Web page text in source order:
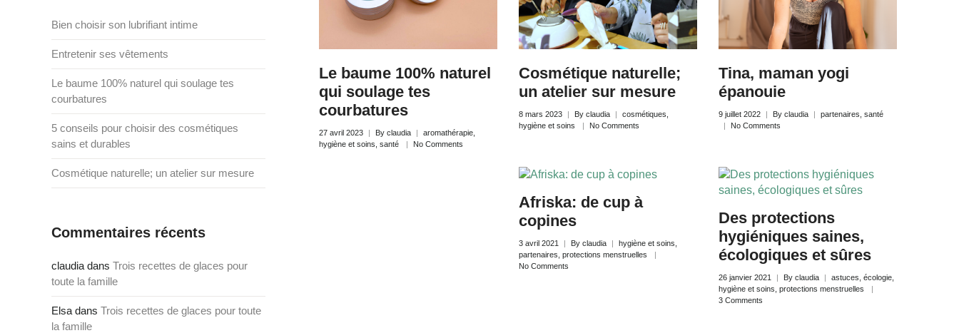
Le baume 100% naturel
qui soulage tes
courbatures
27 avril 2023 By claudia aromathérapie,
hygiène et soins, santé No Comments
Cosmétique naturelle;
un atelier sur mesure
8 mars 2023 By claudia cosmétiques,
hygiène et soins
No Comments
Tina, maman yogi
épanouie
9 juillet 2022 By claudia partenaires, santé
No Comments
Afriska: de cup à
copines
3 avril 2021 By claudia hygiène et soins,
partenaires, protections menstruelles
No Comments
Des protections
hygiéniques saines,
écologiques et sûres
26 janvier 2021 By claudia astuces, écologie,
hygiène et soins, protections menstruelles
3 Comments
Bien choisir son lubrifiant intime
Entretenir ses vêtements
Le baume 100% naturel qui soulage tes
courbatures
5 conseils pour choisir des cosmétiques
sains et durables
Cosmétique naturelle; un atelier sur mesure
Commentaires récents
claudia dans Trois recettes de glaces pour
toute la famille
Elsa dans Trois recettes de glaces pour toute
la famille